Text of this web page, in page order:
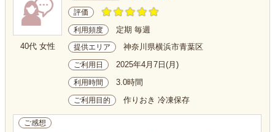
40代 女性
評価
利用頻度 定期 毎週
提供エリア 神奈川県横浜市青葉区
ご利用日 2025年4月7日(月)
利用時間 3.0時間
ご利用目的 作りおき 冷凍保存
ご感想